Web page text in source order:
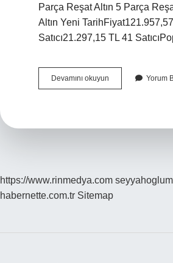
Parça Reşat Altın 5 Parça
Altın Yeni
Satıcı21.297,15 TL 41
Devamını okuyun
Reşat
Yorum
https://www.rinmedya.com
habernette.com.tr Sitemap